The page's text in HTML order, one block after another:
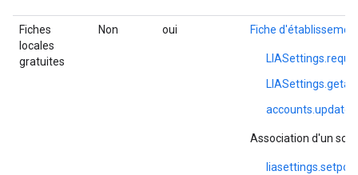
Fiches
locales
gratuites
Non oui Fiche
accounts.update
Association d'un